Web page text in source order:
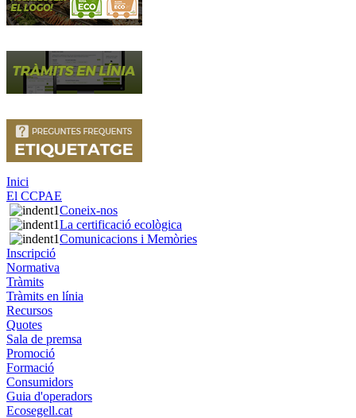
Inici
El CCPAE
Coneix-nos
La certificació ecològica
Comunicacions i Memòries
Inscripció
Normativa
Tràmits
Tràmits en línia
Recursos
Quotes
Sala de premsa
Promoció
Formació
Consumidors
Guia d'operadors
Ecosegell.cat